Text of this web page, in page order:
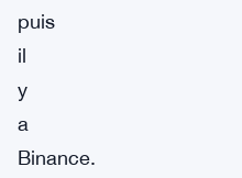
puis
il
y
a
Binance.